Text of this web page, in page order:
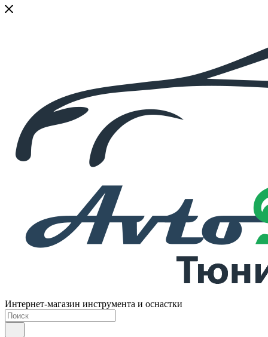
Интернет-магазин инструмента и оснастки